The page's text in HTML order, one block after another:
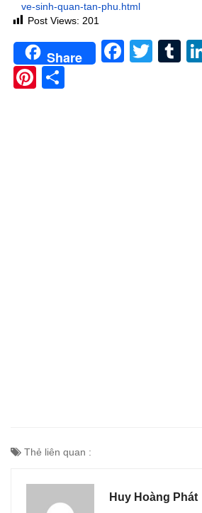
ve-sinh-quan-tan-phu.html
Post Views: 201
Share
Pinterest
Thẻ liên quan :
Huy Hoàng Phát